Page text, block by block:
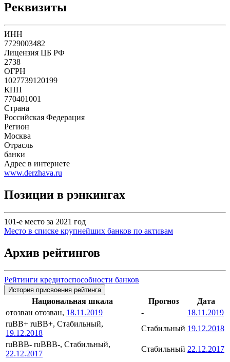
Реквизиты
ИНН
7729003482
Лицензия ЦБ РФ
2738
ОГРН
1027739120199
КПП
770401001
Страна
Российская Федерация
Регион
Москва
Отрасль
банки
Адрес в интернете
www.derzhava.ru
Позиции в рэнкингах
101-е место за 2021 год
Место в списке крупнейших банков по активам
Архив рейтингов
Рейтинги кредитоспособности банков
История присвоения рейтинга
Национальная шкала Прогноз
Дата
отозван отозван, 18.11.2019 -
18.11.2019
ruBB+ ruBB+, Стабильный,
19.12.2018
Стабильный 19.12.2018
ruBBB- ruBBB-, Стабильный,
22.12.2017
Стабильный 22.12.2017